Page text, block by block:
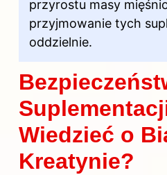
przyrostu masy
przyjmowanie tych
oddzielnie.
Wiedzieć o
Kreatynie?